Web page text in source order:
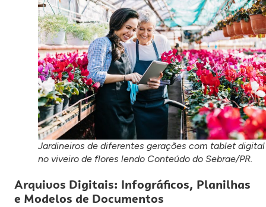
Jardineiros de diferentes gerações com tablet digital
no viveiro de flores lendo Conteúdo do Sebrae/PR.
Arquivos Digitais: Infográficos, Planilhas
e Modelos de Documentos